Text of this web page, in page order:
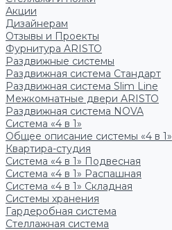
Акции
Дизайнерам
Отзывы и Проекты
Фурнитура ARISTO
Раздвижные системы
Раздвижная система Стандарт
Раздвижная система Slim Line
Межкомнатные двери ARISTO
Раздвижная система NOVA
Система «4 в 1»
Общее описание системы «4 в 1»
Квартира-студия
Система «4 в 1» Подвесная
Система «4 в 1» Распашная
Система «4 в 1» Складная
Системы хранения
Гардеробная система
Стеллажная система